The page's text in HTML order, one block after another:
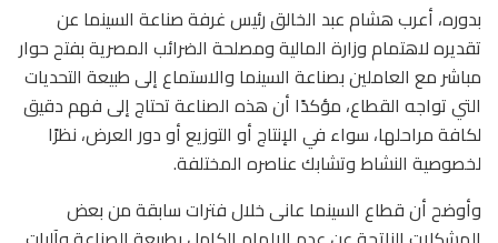
بدوره، أعرب هشام عبد الخالق رئيس غرفة صناعة السينما عن
تقديره لاهتمام وزارة المالية ومصلحة الضرائب المصرية بفتح حوار
مباشر مع العاملين بصناعة السينما والاستماع إلى طبيعة التحديات
التي تواجه القطاع، مؤكدًا أن هذه الصناعة تحتاج إلى فهم دقيق
لكافة مراحلها، سواء في الإنتاج أو التوزيع أو دور العرض، نظرًا
لخصوصية النشاط وتشابك عناصره المختلفة.
وأوضح أن قطاع السينما عانى خلال فترات سابقة من بعض